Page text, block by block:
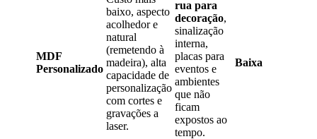
MDF
Personalizado
baixo, aspecto
acolhedor e
natural
(remetendo à
madeira), alta
capacidade de
personalização
com cortes e
gravações a
laser.
rua para
decoração,
sinalização
interna,
placas para
eventos e
ambientes
que não
ficam
expostos ao
tempo.
Baixa